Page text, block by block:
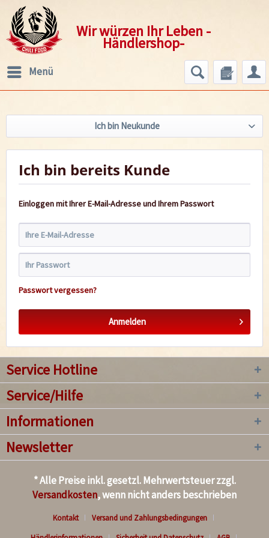
Wir würzen Ihr Leben -
Händlershop-
Menü
Ich bin Neukunde
Ich bin bereits Kunde
Einloggen mit Ihrer E-Mail-Adresse und Ihrem Passwort
Passwort vergessen?
Anmelden
Service Hotline
Service/Hilfe
Informationen
Newsletter
* Alle Preise inkl. gesetzl. Mehrwertsteuer zzgl.
Versandkosten, wenn nicht anders beschrieben
Kontakt
Versand und Zahlungsbedingungen